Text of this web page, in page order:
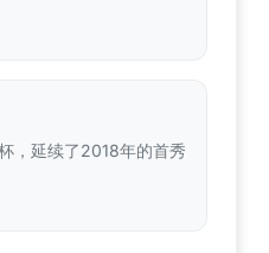
，延续了2018年的首秀